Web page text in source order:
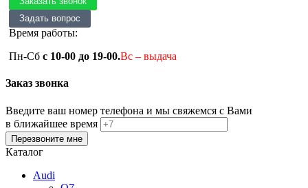
Время работы:
Пн-Сб с 10-00 до 19-00.Вс – выдача
Заказ звонка
Введите ваш номер телефона и мы свяжемся с Вами
в ближайшее время
Каталог
Audi